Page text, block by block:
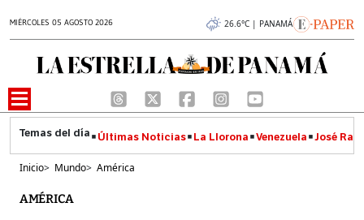
MIÉRCOLES 05 AGOSTO 2026 26.6°C | PANAMÁ
Últimas Noticias La Llorona Venezuela José
Inicio> Mundo> América
AMÉRICA